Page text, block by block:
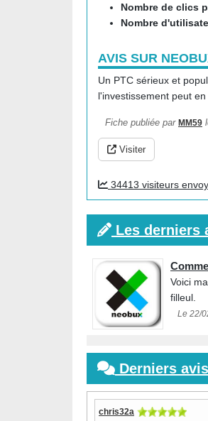
Nombre de clics
Nombre
AVIS SUR
Un PTC sérieux et
l'investissement peut
Fiche publiée par MM59
Visiter
34413 visiteurs
Les derniers
Voici
filleul.
Le 22/
Derniers
chris32a